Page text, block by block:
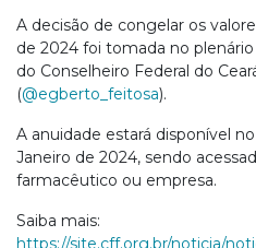
A decisão de congelar os
de 2024 foi tomada no
do Conselheiro Federal do
(@egberto_feitosa).
A anuidade estará disponível no
Janeiro de 2024, sendo
farmacêutico ou empresa.
Saiba mais:
https://site.cff.org.br/noticia/